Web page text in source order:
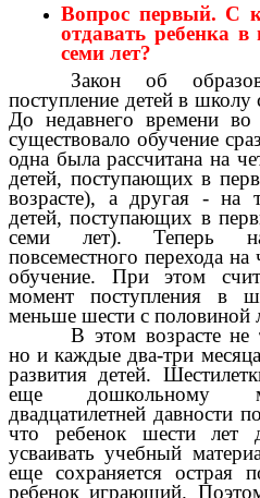
Вопрос первый. С
отдавать ребенка
семи лет?
Закон об
поступление детей в
До недавнего времени
существовало обучение
одна была рассчитана на
детей, поступающих в
возрасте), а другая - на
детей, поступающих в
семи лет). Теперь
повсеместного перехода на
обучение. При этом
момент поступления в
меньше шести с половиной
В этом возрасте не
но и каждые два-три
развития детей.
еще дошкольному
двадцатилетней давности
что ребенок шести лет
усваивать учебный
еще сохраняется острая
ребенок играющий.